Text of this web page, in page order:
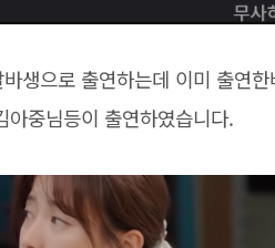
생으로 출연하는데 이미 출연
아중님등이 출연하였습니다.